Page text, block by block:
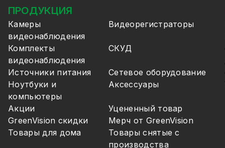
ПРОДУКЦИЯ
Камеры
видеонаблюдения
Видеорегистраторы
Комплекты
видеонаблюдения
СКУД
Источники питания
Сетевое оборудование
Ноутбуки и
компьютеры
Аксессуары
Акции
Уцененный товар
GreenVision скидки
Мерч от GreenVision
Товары для дома
Товары снятые с
производства